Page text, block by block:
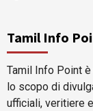
Tamil Info
Tamil Info Point
lo scopo di
ufficiali, veritiere